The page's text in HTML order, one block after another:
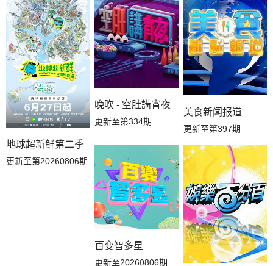
地球超新鲜第二季
更新至第20260806期
晚吹 - 空肚講宵夜
更新至第334期
美食新闻报道
更新至第397期
百变智多星
更新至20260806期